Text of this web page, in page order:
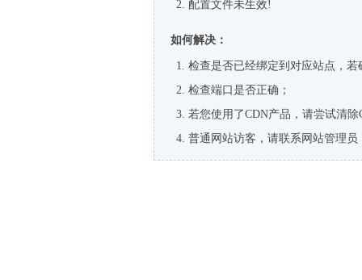
配置文件未生效!
如何解决：
检查是否已经绑定到对应站点，
检查端口是否正确；
若您使用了CDN产品，请尝试清除
普通网站访客，请联系网站管理员